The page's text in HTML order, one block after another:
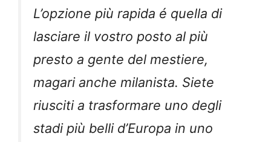
L’opzione più rapida é quella di
lasciare il vostro posto al più
presto a gente del mestiere,
magari anche milanista. Siete
riusciti a trasformare uno degli
stadi più belli d’Europa in uno